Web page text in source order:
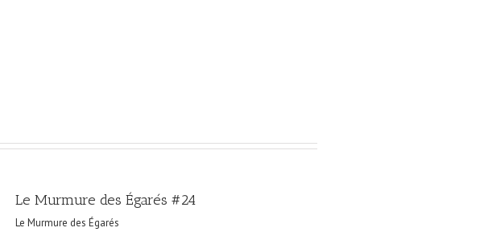
Le Murmure des Égarés #24
Le Murmure des Égarés